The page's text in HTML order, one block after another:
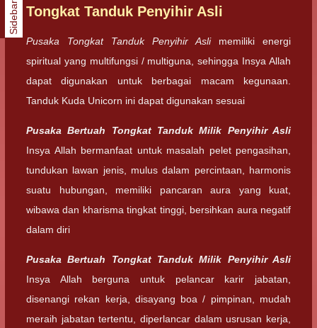
Tongkat Tanduk Penyihir Asli
Pusaka Tongkat Tanduk Penyihir Aslimemiliki energi
spiritual yang multifungsi / multiguna, sehingga Insya Allah
dapat digunakan untuk berbagai macam kegunaan.
Tanduk Kuda Unicorn ini dapat digunakan sesuai
Pusaka Bertuah Tongkat Tanduk Milik Penyihir Asli
Insya Allah bermanfaat untuk masalah pelet pengasihan,
tundukan lawan jenis, mulus dalam percintaan, harmonis
suatu hubungan, memiliki pancaran aura yang kuat,
wibawa dan kharisma tingkat tinggi, bersihkan aura negatif
dalam diri
Pusaka Bertuah Tongkat Tanduk Milik Penyihir Asli
Insya Allah berguna untuk pelancar karir jabatan,
disenangi rekan kerja, disayang boa / pimpinan, mudah
meraih jabatan tertentu, diperlancar dalam usrusan kerja,
Sidebar